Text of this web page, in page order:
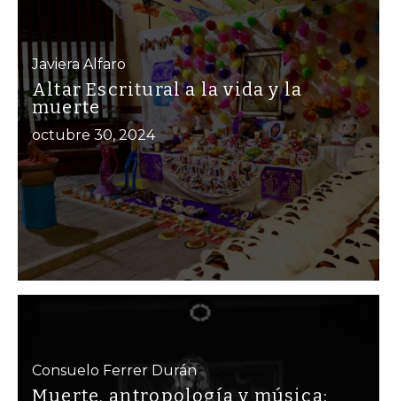
Javiera Alfaro
Altar Escritural a la vida y la
muerte
octubre 30, 2024
Consuelo Ferrer Durán
Muerte, antropología y música: